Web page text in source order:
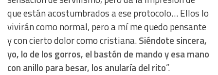
que están acostumbrados a ese protocolo… Ellos lo
vivirán como normal, pero a mí me quedo pensante
y con cierto dolor como cristiana.Siéndote sincera,
yo, lo de los gorros, el bastón de mando y esa mano
con anillo para besar, los anularía del rito”.